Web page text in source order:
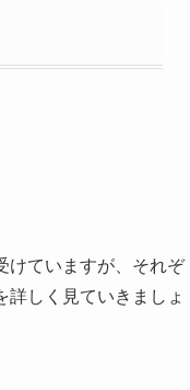
けていますが、それぞ
しく見ていきましょ